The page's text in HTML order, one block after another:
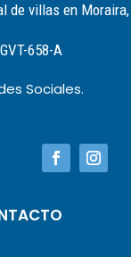
de villas en
658-A
Sociales.